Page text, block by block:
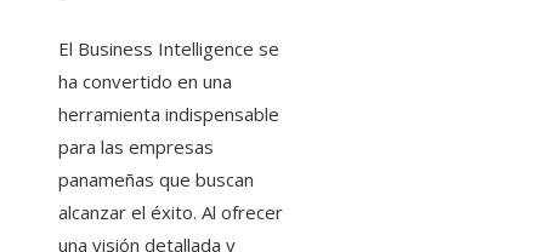
El Business Intelligence se
ha convertido en una
herramienta indispensable
para las empresas
panameñas que buscan
alcanzar el éxito. Al ofrecer
una visión detallada y